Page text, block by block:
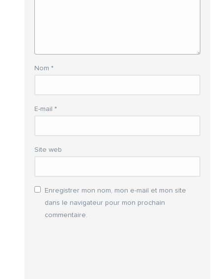
Nom *
E-mail *
Site web
Enregistrer mon nom, mon e-mail et mon site
dans le navigateur pour mon prochain
commentaire.